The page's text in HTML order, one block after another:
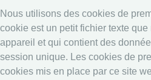
Nous utilisons des cookies de
cookie est un petit fichier texte
appareil et qui contient des
session unique. Les cookies de
cookies mis en place par ce site
Système en ligne
Système en ligne
Calendrier
Classement